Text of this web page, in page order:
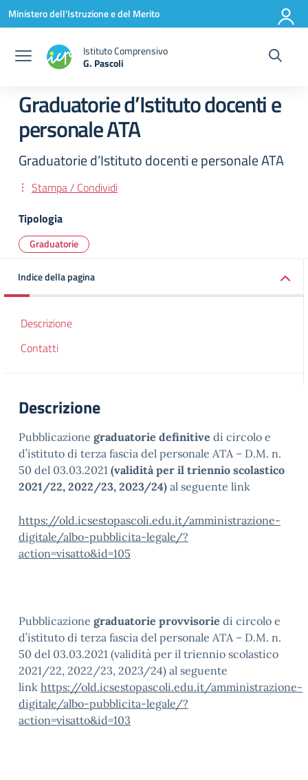
Vai ai contenuti
Vai al menu di navigazione
Vai al footer
Ministero dell'Istruzione e del Merito
Istituto Comprensivo
G. Pascoli
Graduatorie d’Istituto docenti e
personale ATA
Graduatorie d’Istituto docenti e personale ATA
Stampa / Condividi
Tipologia
Graduatorie
Indice della pagina
Descrizione
Contatti
Descrizione
Pubblicazione graduatorie definitive di circolo e
d’istituto di terza fascia del personale ATA – D.M. n.
50 del 03.03.2021 (validità per il triennio scolastico
2021/22, 2022/23, 2023/24) al seguente link
https://old.icsestopascoli.edu.it/amministrazione-
digitale/albo-pubblicita-legale/?
action=visatto&id=105
Pubblicazione graduatorie provvisorie di circolo e
d’istituto di terza fascia del personale ATA – D.M. n.
50 del 03.03.2021 (validità per il triennio scolastico
2021/22, 2022/23, 2023/24) al seguente
link https://old.icsestopascoli.edu.it/amministrazione-
digitale/albo-pubblicita-legale/?
action=visatto&id=103